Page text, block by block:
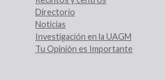
Directorio
Noticias
Investigación en la UAGM
Tu Opinión es Importante